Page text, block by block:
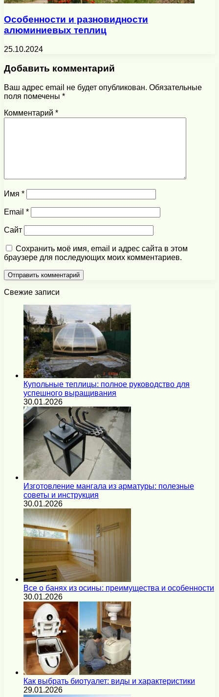
Особенности и разновидности
алюминиевых теплиц
25.10.2024
Добавить комментарий
Ваш адрес email не будет опубликован. Обязательные
поля помечены *
Комментарий *
Имя *
Email *
Сайт
Сохранить моё имя, email и адрес сайта в этом
браузере для последующих моих комментариев.
Свежие записи
Купольные теплицы: полное руководство для
успешного выращивания
30.01.2026
Изготовление мангала из арматуры: полезные
советы и инструкция
30.01.2026
Все о банях из осины: преимущества и особенности
30.01.2026
Как выбрать биотуалет: виды и характеристики
29.01.2026